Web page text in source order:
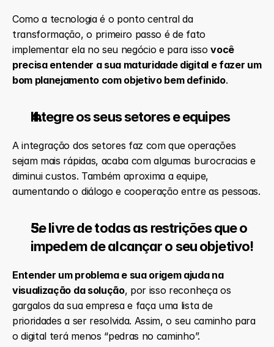
Como a tecnologia é o ponto central da
transformação, o primeiro passo é de fato
implementar ela no seu negócio e para isso você
precisa entender a sua maturidade digital e fazer um
bom planejamento com objetivo bem definido.
Integre os seus setores e equipes
A integração dos setores faz com que operações
sejam mais rápidas, acaba com algumas burocracias e
diminui custos. Também aproxima a equipe,
aumentando o diálogo e cooperação entre as pessoas.
Se livre de todas as restrições que o
impedem de alcançar o seu objetivo!
Entender um problema e sua origem ajuda na
visualização da solução, por isso reconheça os
gargalos da sua empresa e faça uma lista de
prioridades a ser resolvida. Assim, o seu caminho para
o digital terá menos “pedras no caminho”.